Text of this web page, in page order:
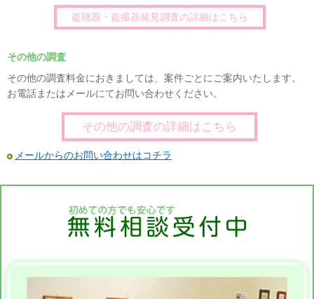
盗聴器・盗撮器発見調査の詳細はこちら
その他の調査
その他の調査料金におきましては、案件ごとにご案内いたします。
お電話またはメールにてお問い合わせください。
その他の調査の詳細はこちら
メールからのお問い合わせはコチラ